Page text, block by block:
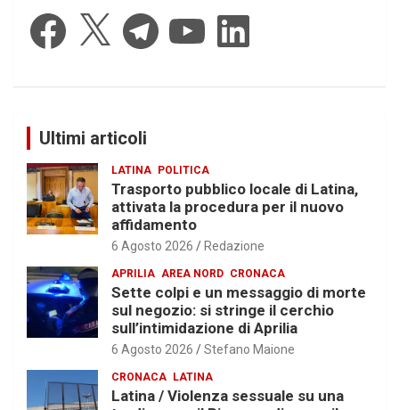
Facebook Telegram YouTube LinkedIn
Ultimi articoli
LATINA POLITICA
Trasporto pubblico locale di Latina,
attivata la procedura per il nuovo
affidamento
6 Agosto 2026 Redazione
APRILIA AREA NORD CRONACA
Sette colpi e un messaggio di morte
sul negozio: si stringe il cerchio
sull’intimidazione di Aprilia
6 Agosto 2026 Stefano Maione
CRONACA LATINA
Latina / Violenza sessuale su una